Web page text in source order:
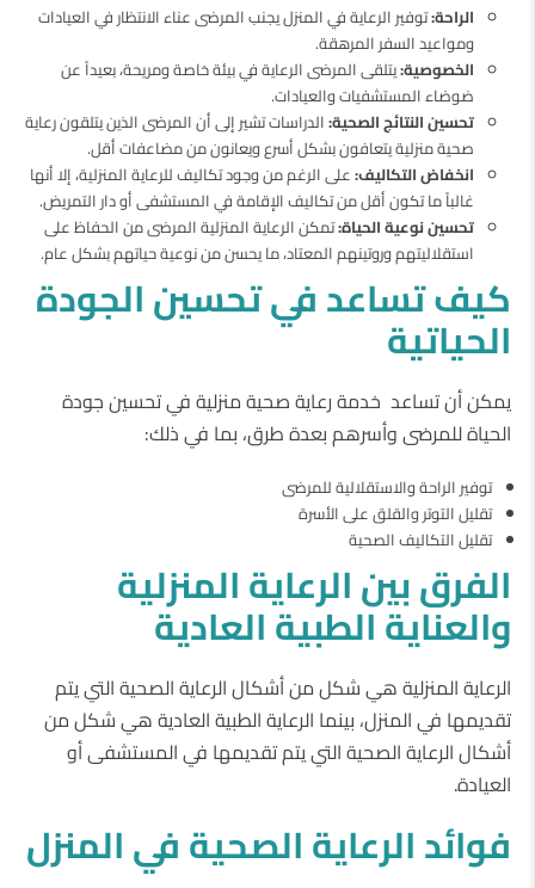
الراحة:توفير الرعاية في المنزل يجنب المرضى عناء الانتظار في العيادات
ومواعيد السفر المرهقة.
الخصوصية:يتلقى المرضى الرعاية في بيئة خاصة ومريحة، بعيداً عن
ضوضاء المستشفيات والعيادات.
تحسين النتائج الصحية:الدراسات تشير إلى أن المرضى الذين يتلقون رعاية
صحية منزلية يتعافون بشكل أسرع ويعانون من مضاعفات أقل.
انخفاض التكاليف:على الرغم من وجود تكاليف للرعاية المنزلية، إلا أنها
غالباً ما تكون أقل من تكاليف الإقامة في المستشفى أو دار التمريض.
تحسين نوعية الحياة:تمكن الرعاية المنزلية المرضى من الحفاظ على
استقلاليتهم وروتينهم المعتاد، ما يحسن من نوعية حياتهم بشكل عام.
كيف تساعد في تحسين الجودة
الحياتية
يمكن أن تساعد خدمة رعاية صحية منزلية في تحسين جودة
الحياة للمرضى وأسرهم بعدة طرق، بما في ذلك:
توفير الراحة والاستقلالية للمرضى
تقليل التوتر والقلق على الأسرة
تقليل التكاليف الصحية
الفرق بين الرعاية المنزلية
والعناية الطبية العادية
الرعاية المنزلية هي شكل من أشكال الرعاية الصحية التي يتم
تقديمها في المنزل، بينما الرعاية الطبية العادية هي شكل من
أشكال الرعاية الصحية التي يتم تقديمها في المستشفى أو
العيادة.
فوائد الرعاية الصحية في المنزل